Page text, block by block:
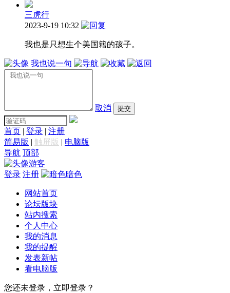
三虎行
2023-9-19 10:32
我也是只想生个美国籍的孩子。
我也说一句
取消 提交
首页 | 登录 | 注册
简易版 | 触屏版 | 电脑版
导航 顶部
游客
登录 注册 暗色
网站首页
论坛版块
站内搜索
个人中心
我的消息
我的提醒
发表新帖
看电脑版
您还未登录，立即登录？